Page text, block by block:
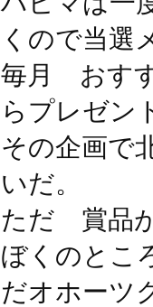
くので当選
毎月 おす
らプレゼン
その企画で
いだ。
ただ 賞品
ぼくのと
だオホーツ